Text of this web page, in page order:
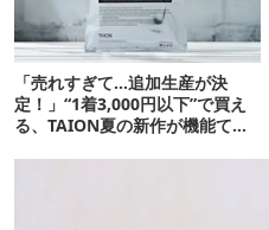
「売れすぎて…追加生産が決
定！」“1着3,000円以下”で買え
る、TAION夏の新作が機能てん